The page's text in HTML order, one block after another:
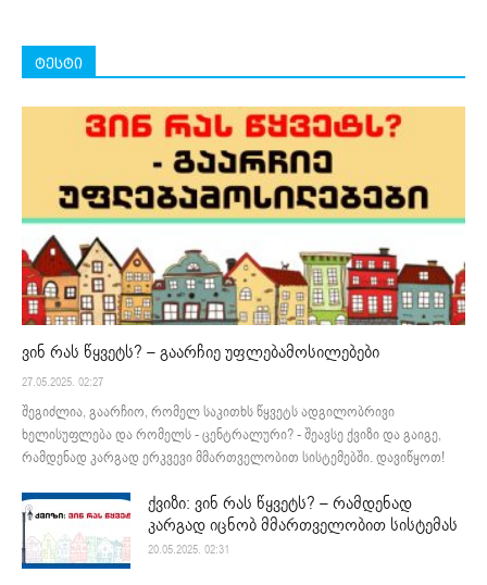
ტესტი
ვინ რას წყვეტს? – გაარჩიე უფლებამოსილებები
27.05.2025. 02:27
შეგიძლია, გაარჩიო, რომელ საკითხს წყვეტს ადგილობრივი
ხელისუფლება და რომელს - ცენტრალური? - შეავსე ქვიზი და გაიგე,
რამდენად კარგად ერკვევი მმართველობით სისტემებში. დავიწყოთ!
ქვიზი: ვინ რას წყვეტს? – რამდენად
კარგად იცნობ მმართველობით სისტემას
20.05.2025. 02:31